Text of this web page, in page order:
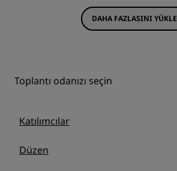
DAHA FAZLASINI YÜKLE
Toplantı odanızı seçin
Katılımcılar
Düzen